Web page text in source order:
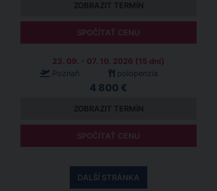
ZOBRAZIT TERMÍN
SPOČÍTAŤ CENU
23. 09. - 07. 10. 2026 (15 dní)
Poznaň
polopenzia
4 800 €
ZOBRAZIT TERMÍN
SPOČÍTAŤ CENU
DALŠÍ STRÁNKA